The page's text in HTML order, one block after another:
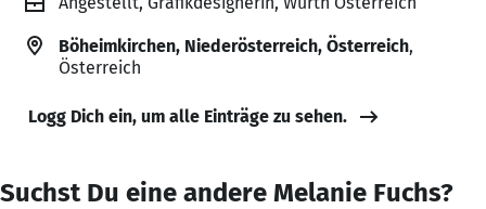
Böheimkirchen, Niederösterreich, Österreich,
Österreich
Logg Dich ein, um alle Einträge zu sehen.
Suchst Du eine andere Melanie Fuchs?